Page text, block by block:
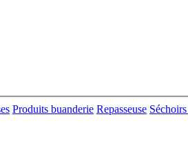
Produits buanderie Repasseuse